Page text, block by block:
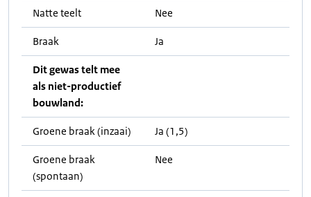
Natte teelt Nee
Braak Ja
Dit gewas telt mee
als niet-productief
bouwland:
Groene braak (inzaai) Ja (1,5)
Groene braak
(spontaan)
Nee